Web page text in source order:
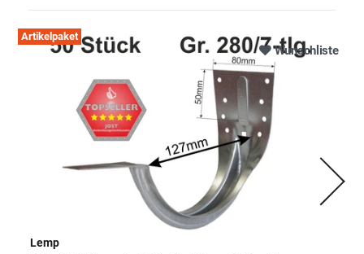
Wunschliste
Artikelpaket
Lemp